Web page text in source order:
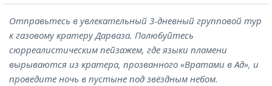
Отправьтесь в увлекательный 3-дневный групповой тур
к газовому кратеру Дарваза. Полюбуйтесь
сюрреалистическим пейзажем, где языки пламени
вырываются из кратера, прозванного «Вратами в Ад», и
проведите ночь в пустыне под звёздным небом.